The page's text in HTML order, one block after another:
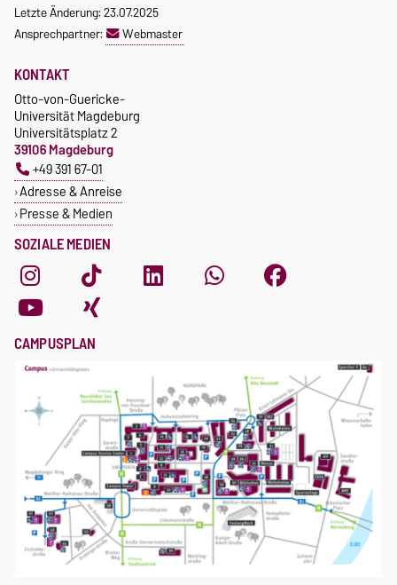
Letzte Änderung: 23.07.2025
Ansprechpartner:
Webmaster
SOZIALE MEDIEN
KONTAKT
Otto-von-Guericke-
Universität Magdeburg
Universitätsplatz 2
39106 Magdeburg
+49 391 67-01
Adresse & Anreise
Presse & Medien
CAMPUSPLAN